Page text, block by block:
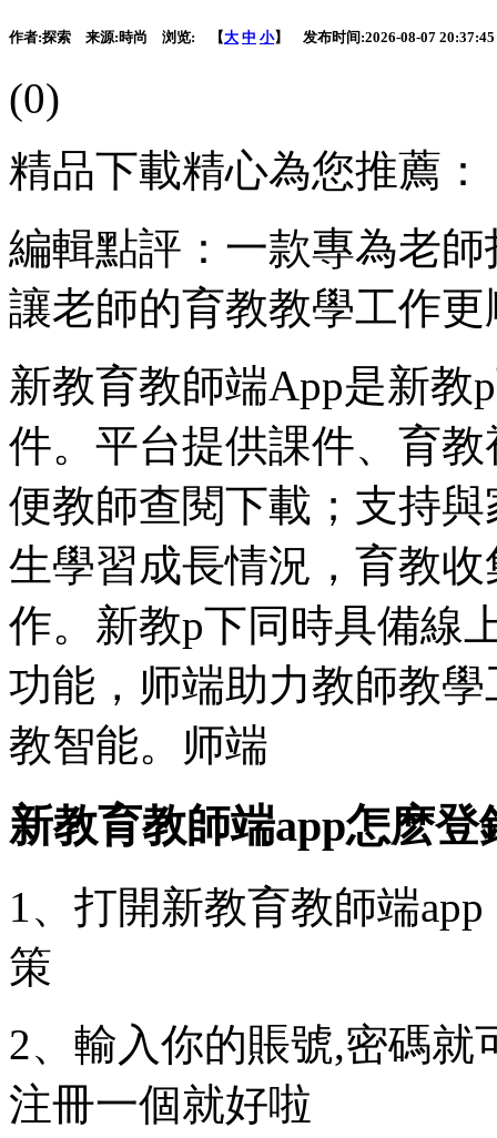
作者:探索 来源:時尚 浏览: 【大 中 小】 发布时间:2026-08-07 20:37:45
(0)
精品下載精心為您推薦：
編輯點評：一款專為老
讓老師的育教教學工作
新教育教師端App是新教
件。平台提供課件、育
便教師查閱下載；支持
生學習成長情況，育教
作。新教p下同時具備線
功能，师端助力教師教
教智能。师端
新教育教師端app怎麽登
1、打開新教育教師端
策
2、輸入你的賬號,密碼
注冊一個就好啦